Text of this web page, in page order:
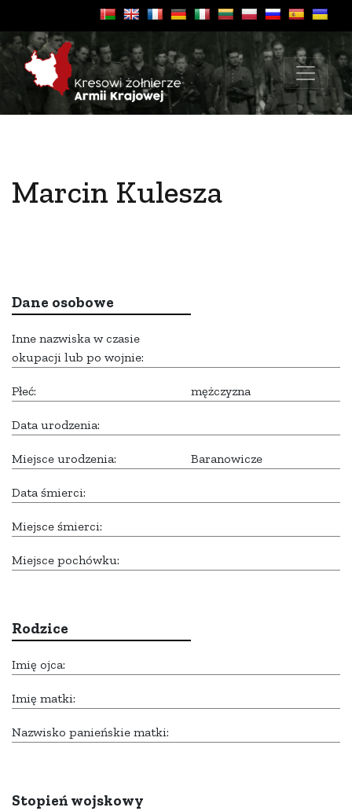
Marcin Kulesza
Dane osobowe
Inne nazwiska w czasie
okupacji lub po wojnie:
Płeć: mężczyzna
Data urodzenia:
Miejsce urodzenia: Baranowicze
Data śmierci:
Miejsce śmierci:
Miejsce pochówku:
Rodzice
Imię ojca:
Imię matki:
Nazwisko panieńskie matki:
Stopień wojskowy